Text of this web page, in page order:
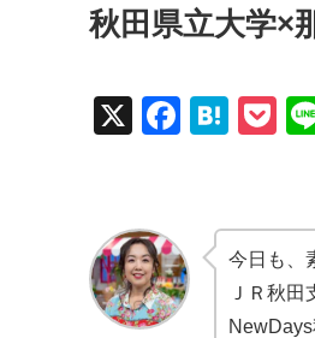
秋田県立大学×
X
F
b
o
H
n
a
P
et
今日も、
ＪＲ秋